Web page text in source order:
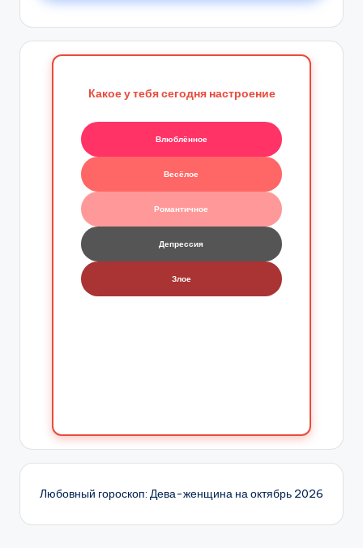
Какое у тебя сегодня настроение
Влюблённое
Весёлое
Романтичное
Депрессия
Злое
Любовный гороскоп: Дева-женщина на октябрь 2026